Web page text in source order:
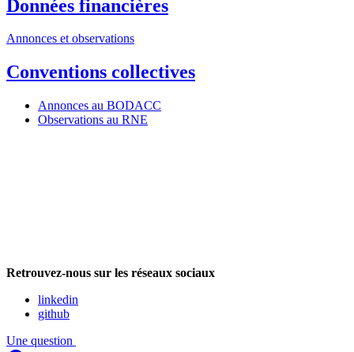
Données financières
Annonces et observations
Conventions collectives
Annonces au BODACC
Observations au RNE
Retrouvez-nous sur les réseaux sociaux
linkedin
github
Une question